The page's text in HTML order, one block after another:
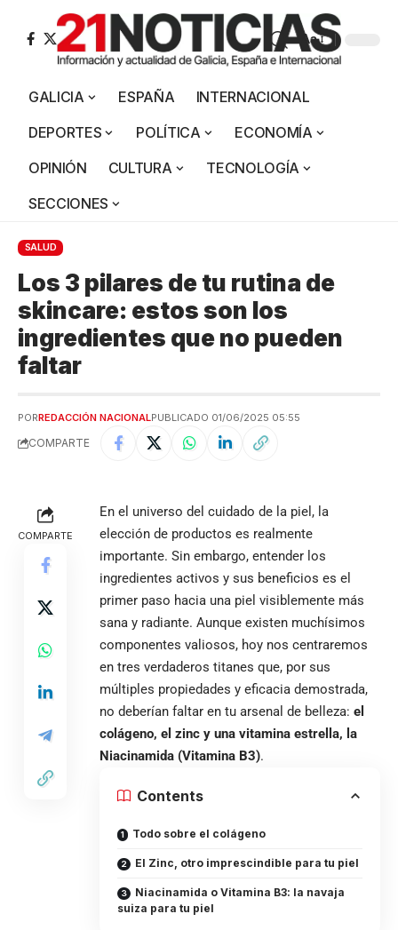
Aa
GALICIA ESPAÑA
INTERNACIONAL
DEPORTES
POLÍTICA
ECONOMÍA
OPINIÓN
CULTURA
TECNOLOGÍA
SECCIONES
SALUD
Los 3 pilares de tu rutina de
skincare: estos son los
ingredientes que no pueden
faltar
PORREDACCIÓN NACIONALPUBLICADO 01/06/2025 05:55
COMPARTE
COMPARTE
En el universo del cuidado de la piel, la
elección de productos es realmente
importante. Sin embargo, entender los
ingredientes activos y sus beneficios es el
primer paso hacia una piel visiblemente más
sana y radiante. Aunque existen muchísimos
componentes valiosos, hoy nos centraremos
en tres verdaderos titanes que, por sus
múltiples propiedades y eficacia demostrada,
no deberían faltar en tu arsenal de belleza: el
colágeno, el zinc y una vitamina estrella, la
Niacinamida (Vitamina B3).
Contents
Todo sobre el colágeno
El Zinc, otro imprescindible para tu piel
Niacinamida o Vitamina B3: la navaja
suiza para tu piel